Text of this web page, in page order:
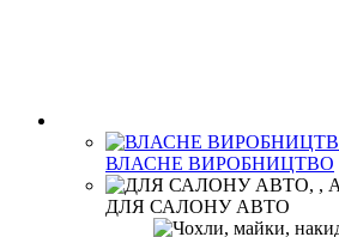
ВЛАСНЕ ВИРОБНИЦТВО
ДЛЯ САЛОНУ АВТО